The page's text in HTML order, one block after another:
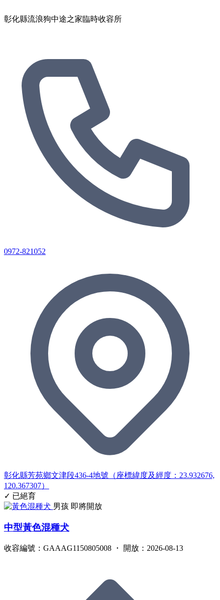
彰化縣流浪狗中途之家臨時收容所
0972-821052
彰化縣芳苑鄉文津段436-4地號（座標緯度及經度：23.932676,
120.367307）
✓ 已絕育
男孩 即將開放
中型黃色混種犬
收容編號：GAAAG1150805008 ・ 開放：2026-08-13